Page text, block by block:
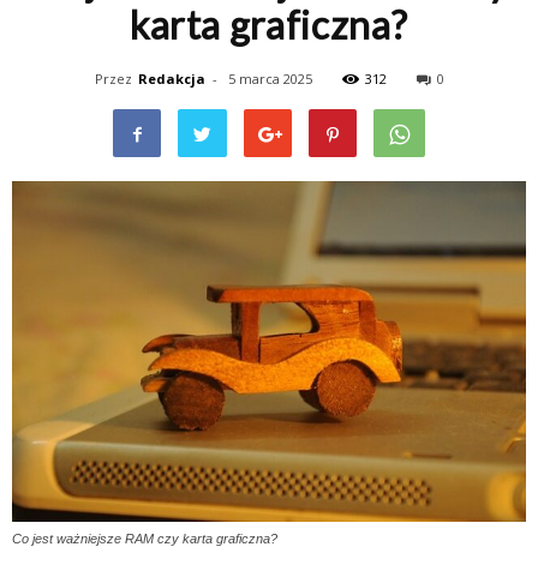
karta graficzna?
Przez Redakcja - 5 marca 2025 312 0
Co jest ważniejsze RAM czy karta graficzna?